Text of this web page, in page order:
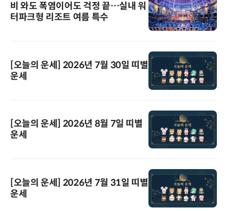
비 와도 폭염이어도 걱정 끝…실내 워
터파크형 리조트 여름 특수
[오늘의 운세] 2026년 7월 30일 띠별
운세
[오늘의 운세] 2026년 8월 7일 띠별
운세
[오늘의 운세] 2026년 7월 31일 띠별
운세